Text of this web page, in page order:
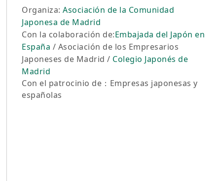
Organiza:Asociación de la Comunidad
Japonesa de Madrid
Con la colaboración de:Embajada del Japón en
España / Asociación de los Empresarios
Japoneses de Madrid / Colegio Japonés de
Madrid
Con el patrocinio de：Empresas japonesas y
españolas